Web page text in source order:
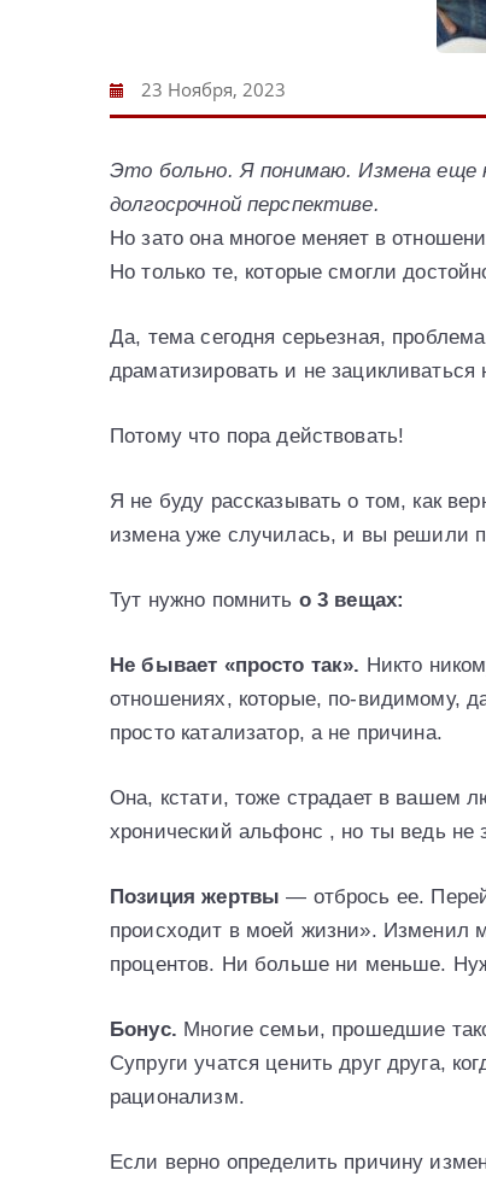
23 Ноября, 2023
Это больно. Я понимаю. Измена еще
долгосрочной перспективе.
Но зато она многое меняет в
Но только те, которые смогли
Да, тема сегодня серьезная,
драматизировать и не зацикливаться
Потому что пора действовать!
Я не буду рассказывать о том, как
измена уже случилась, и вы решили
Тут нужно помнить о 3 вещах:
Не бывает «просто так». Никто
отношениях, которые, по-видимому,
просто катализатор, а не причина.
Она, кстати, тоже страдает в вашем
хронический альфонс , но ты ведь не
Позиция жертвы — отбрось ее.
происходит в моей жизни». Изменил
процентов. Ни больше ни меньше.
Бонус. Многие семьи, прошедшие
Супруги учатся ценить друг друга,
рационализм.
Если верно определить причину